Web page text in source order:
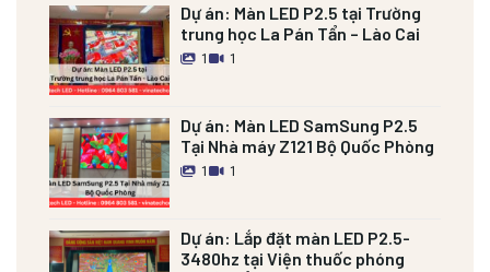
Dự án: Màn LED P2.5 tại Trường
trung học La Pán Tẩn – Lào Cai
1 1
Dự án: Màn LED SamSung P2.5
Tại Nhà máy Z121 Bộ Quốc Phòng
1 1
Dự án: Lắp đặt màn LED P2.5-
3480hz tại Viện thuốc phóng